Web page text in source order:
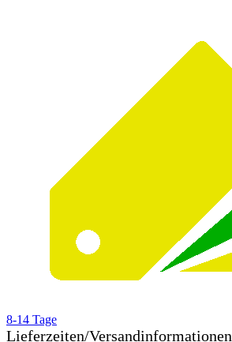
8-14 Tage
Lieferzeiten/Versandinformationen